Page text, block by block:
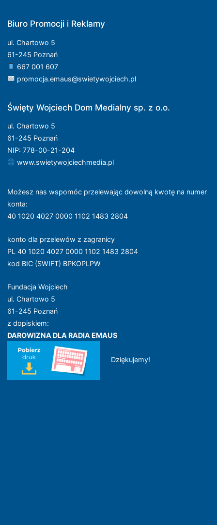
Biuro Promocji i Reklamy
ul. Chartowo 5
61-245 Poznań
667 001 607
promocja.emaus@swietywojciech.pl
Święty Wojciech Dom Medialny sp. z o.o.
ul. Chartowo 5
61-245 Poznań
NIP: 778-00-21-204
www.swietywojciechmedia.pl
Możesz nas wspomóc przelewając dowolną kwotę na numer
konta:
40 1020 4027 0000 1102 1483 2804
konto dla przelewów z zagranicy
PL 40 1020 4027 0000 1102 1483 2804
kod BIC (SWIFT) BPKOPLPW
Fundacja Wojciech
ul. Chartowo 5
61-245 Poznań
z dopiskiem:
DAROWIZNA DLA RADIA EMAUS
Dziękujemy!